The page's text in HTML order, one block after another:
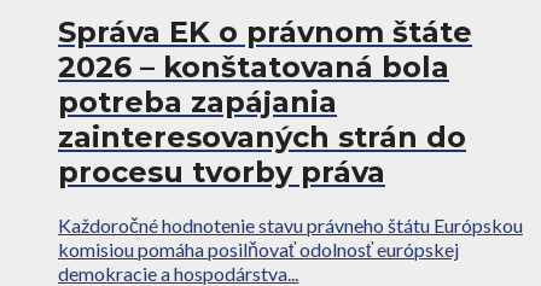
Správa EK o právnom štáte
2026 – konštatovaná bola
potreba zapájania
zainteresovaných strán do
procesu tvorby práva
Každoročné hodnotenie stavu právneho štátu Európskou
komisiou pomáha posilňovať odolnosť európskej
demokracie a hospodárstva...